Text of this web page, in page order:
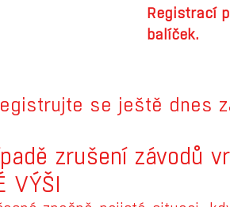
Registrací
balíček.
se ještě dnes
zrušení závodů
VÝŠI